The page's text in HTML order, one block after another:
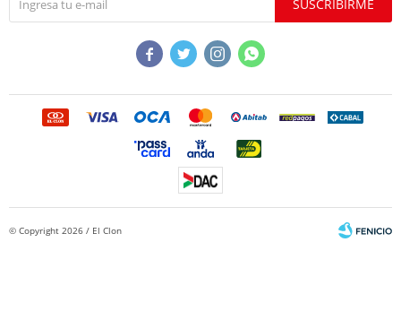
SUSCRIBIRME
   
© Copyright 2026 / El Clon